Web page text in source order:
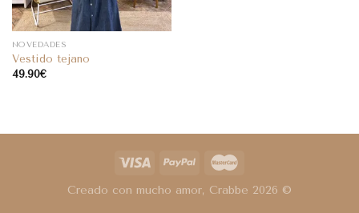
NOVEDADES
Vestido tejano
49.90€
Creado con mucho amor, Crabbe 2026 ©